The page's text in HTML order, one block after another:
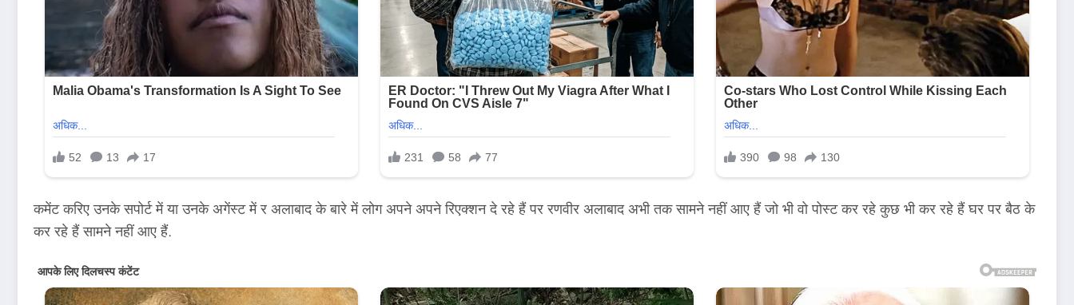
कमेंट करिए उनके सपोर्ट में या उनके अगेंस्ट में र अलाबाद के बारे में लोग अपने अपने रिएक्शन दे रहे हैं पर रणवीर अलाबाद अभी तक सामने नहीं आए हैं जो भी वो पोस्ट कर रहे कुछ भी कर रहे हैं घर पर बैठ के
कर रहे हैं सामने नहीं आए हैं.